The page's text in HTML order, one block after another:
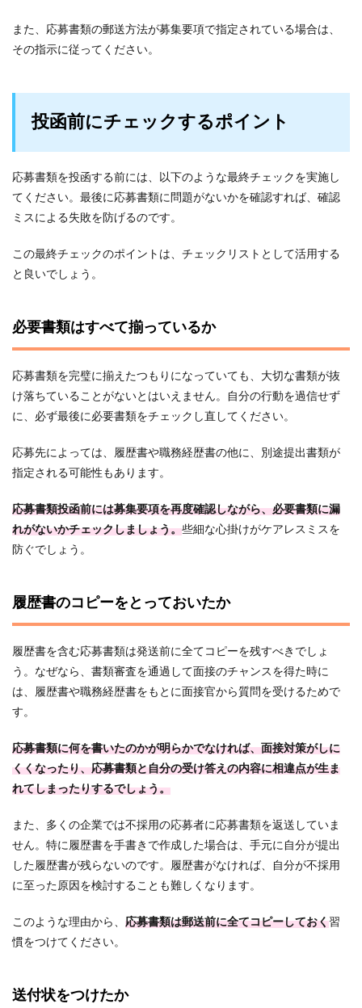
また、応募書類の郵送方法が募集要項で指定されている場合は、
その指示に従ってください。
投函前にチェックするポイント
応募書類を投函する前には、以下のような最終チェックを実施し
てください。最後に応募書類に問題がないかを確認すれば、確認
ミスによる失敗を防げるのです。
この最終チェックのポイントは、チェックリストとして活用する
と良いでしょう。
必要書類はすべて揃っているか
応募書類を完璧に揃えたつもりになっていても、大切な書類が抜
け落ちていることがないとはいえません。自分の行動を過信せず
に、必ず最後に必要書類をチェックし直してください。
応募先によっては、履歴書や職務経歴書の他に、別途提出書類が
指定される可能性もあります。
応募書類投函前には募集要項を再度確認しながら、必要書類に漏
れがないかチェックしましょう。些細な心掛けがケアレスミスを
防ぐでしょう。
履歴書のコピーをとっておいたか
履歴書を含む応募書類は発送前に全てコピーを残すべきでしょ
う。なぜなら、書類審査を通過して面接のチャンスを得た時に
は、履歴書や職務経歴書をもとに面接官から質問を受けるためで
す。
応募書類に何を書いたのかが明らかでなければ、面接対策がしに
くくなったり、応募書類と自分の受け答えの内容に相違点が生ま
れてしまったりするでしょう。
また、多くの企業では不採用の応募者に応募書類を返送していま
せん。特に履歴書を手書きで作成した場合は、手元に自分が提出
した履歴書が残らないのです。履歴書がなければ、自分が不採用
に至った原因を検討することも難しくなります。
このような理由から、 応募書類は郵送前に全てコピーしておく習
慣をつけてください。
送付状をつけたか